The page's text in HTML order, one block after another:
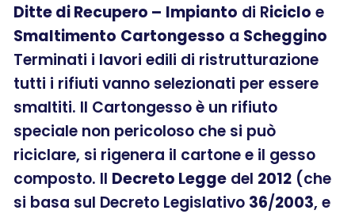
Ditte di Recupero – Impianto di Riciclo e
Smaltimento Cartongesso a Scheggino
Terminati i lavori edili di ristrutturazione
tutti i rifiuti vanno selezionati per essere
smaltiti. Il Cartongesso è un rifiuto
speciale non pericoloso che si può
riciclare, si rigenera il cartone e il gesso
composto. Il Decreto Legge del 2012 (che
si basa sul Decreto Legislativo 36/2003, e